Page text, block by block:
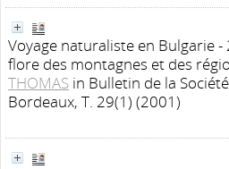
Voyage naturaliste en Bulgarie
flore des montagnes et des
THOMAS in Bulletin de la
Bordeaux, T. 29(1) (2001)